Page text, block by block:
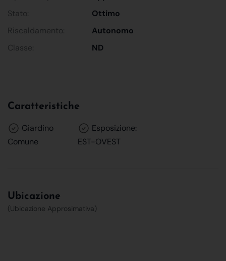
Stato:
Ottimo
Riscaldamento:
Autonomo
Classe:
ND
Caratteristiche
Giardino
Comune
Esposizione:
EST-OVEST
Ubicazione
(Ubicazione Approsimativa)